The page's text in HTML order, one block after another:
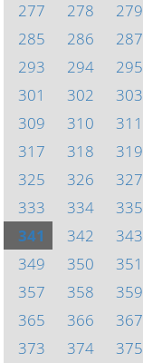
277
278 279
285
286 287
293
294 295
301
302 303
309
310 311
317
318 319
325
326 327
333
334 335
341
342 343
349
350 351
357
358 359
365
366 367
373
374 375